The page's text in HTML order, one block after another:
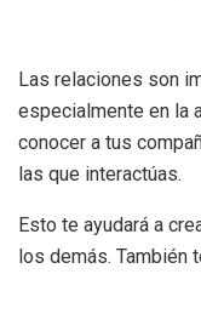
Las relaciones son
especialmente en la
conocer a tus
las que interactúas.
Esto te ayudará a
los demás. También